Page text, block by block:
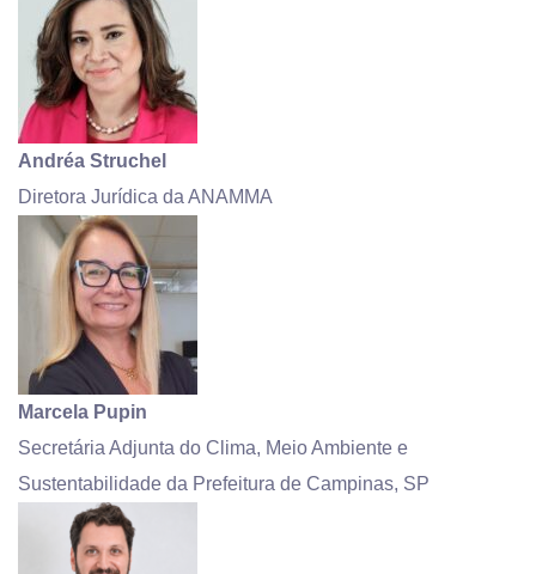
Andréa Struchel
Diretora Jurídica da ANAMMA
Marcela Pupin
Secretária Adjunta do Clima, Meio Ambiente e
Sustentabilidade da Prefeitura de Campinas, SP